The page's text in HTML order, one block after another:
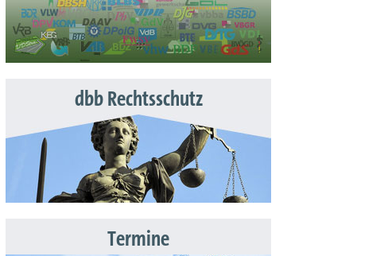
dbb Rechtsschutz
Termine